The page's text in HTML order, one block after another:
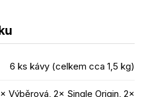
6 ks kávy (celkem cca 1,5 kg)
Výběrová, 2× Single Origin, 2×